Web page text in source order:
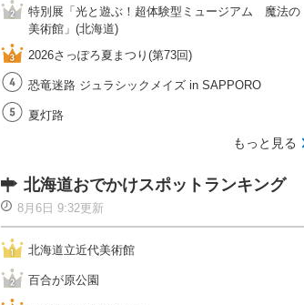
特別展「光と遊ぶ！超体験型ミュージアム 魔法の
美術館」(北海道)
2026さっぽろ夏まつり(第73回)
恐竜迷路 ジュラシックメイズ in SAPPORO
夏灯路
もっと見る
北海道おでかけスポットランキング
8月6日 9:32更新
北海道立近代美術館
百合が原公園